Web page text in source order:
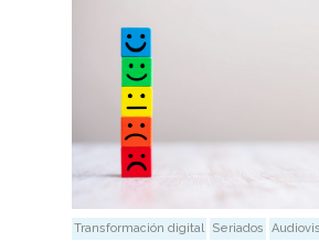
Transformación digital Seriados